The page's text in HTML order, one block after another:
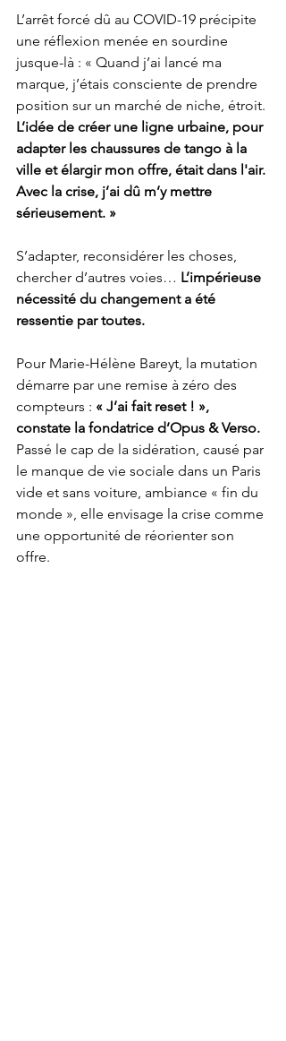
L’arrêt forcé dû au COVID-19 précipite
une réflexion menée en sourdine
jusque-là : « Quand j’ai lancé ma
marque, j’étais consciente de prendre
position sur un marché de niche, étroit.
L’idée de créer une ligne urbaine, pour
adapter les chaussures de tango à la
ville et élargir mon offre, était dans l'air.
Avec la crise, j’ai dû m’y mettre
sérieusement. »
S’adapter, reconsidérer les choses,
chercher d’autres voies… L’impérieuse
nécessité du changement a été
ressentie par toutes.
Pour Marie-Hélène Bareyt, la mutation
démarre par une remise à zéro des
compteurs : « J’ai fait reset ! »,
constate la fondatrice d’Opus & Verso.
Passé le cap de la sidération, causé par
le manque de vie sociale dans un Paris
vide et sans voiture, ambiance « fin du
monde », elle envisage la crise comme
une opportunité de réorienter son
offre.